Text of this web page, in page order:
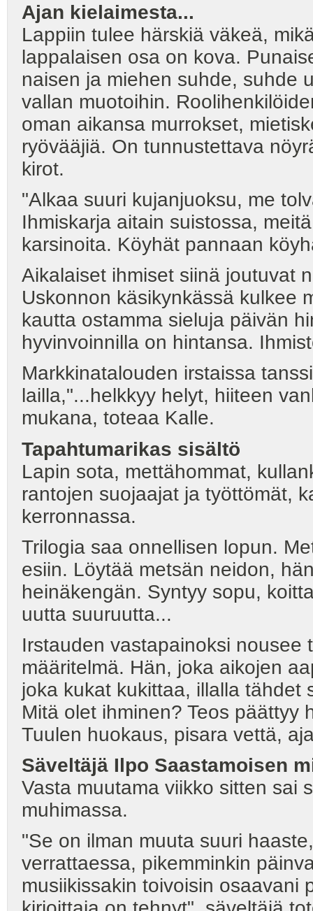
Ajan kielaimesta...
Lappiin tulee härskiä väkeä,
lappalaisen osa on kova.
naisen ja miehen suhde, suhde
vallan muotoihin.
oman aikansa murrokset,
ryövääjiä. On tunnustettava
kirot.
"Alkaa suuri kujanjuoksu, me
Ihmiskarja aitain suistossa,
karsinoita. Köyhät pannaan
Aikalaiset ihmiset siinä joutuvat
Uskonnon käsikynkässä kulkee
kautta ostamma sieluja päivän
hyvinvoinnilla on hintansa.
Markkinatalouden irstaissa
lailla,"...helkkyy helyt, hiiteen
mukana, toteaa Kalle.
Tapahtumarikas sisältö
Lapin sota, mettähommat,
rantojen suojaajat ja työttömät,
kerronnassa.
Trilogia saa onnellisen lopun.
esiin. Löytää metsän neidon,
heinäkengän. Syntyy sopu,
uutta suuruutta...
Irstauden vastapainoksi nousee
määritelmä. Hän, joka aikojen
joka kukat kukittaa, illalla tähdet
Mitä olet ihminen? Teos päättyy
Tuulen huokaus, pisara vettä,
Säveltäjä Ilpo Saastamoisen
Vasta muutama viikko sitten sai
muhimassa.
"Se on ilman muuta suuri
verrattaessa, pikemminkin
musiikissakin toivoisin osaavani